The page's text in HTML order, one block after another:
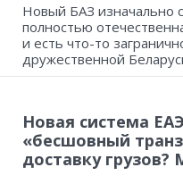
Новый БАЗ изначально
полностью
и есть что-то
дружественной
Новая система
«бесшовный
доставку грузов?